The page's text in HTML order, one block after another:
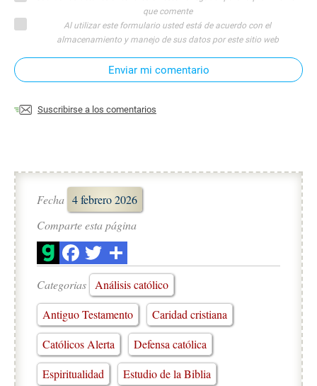
que comente
Al utilizar este formulario usted está de acuerdo con el
almacenamiento y manejo de sus datos por este sitio web
Enviar mi comentario
Suscribirse a los comentarios
Fecha 4 febrero 2026
Comparte esta página
Categorias
Análisis católico
Antiguo Testamento
Caridad cristiana
Católicos Alerta
Defensa católica
Espiritualidad
Estudio de la Biblia